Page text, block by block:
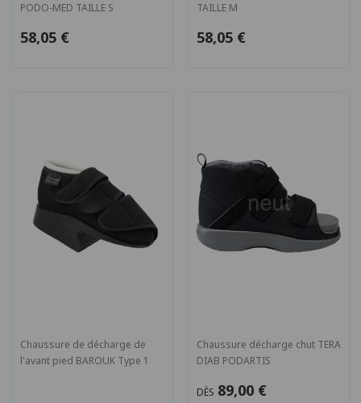
PODO-MED TAILLE S
58,05 €
TAILLE M
58,05 €
Chaussure de décharge de
l'avant pied BAROUK Type 1
Chaussure décharge chut TERA
DIAB PODARTIS
DÈS 89,00 €